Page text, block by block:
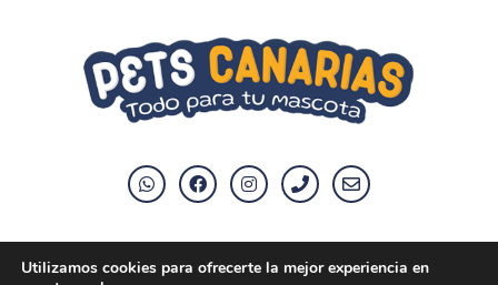
Aviso Legal
Utilizamos cookies para ofrecerte la mejor experiencia en